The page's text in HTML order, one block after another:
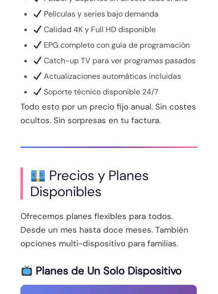
Películas y series bajo demanda
Calidad 4K y Full HD disponible
EPG completo con guía de programación
Catch-up TV para ver programas pasados
Actualizaciones automáticas incluidas
Soporte técnico disponible 24/7
Todo esto por un precio fijo anual. Sin costes
ocultos. Sin sorpresas en tu factura.
Precios y Planes
Disponibles
Ofrecemos planes flexibles para todos.
Desde un mes hasta doce meses. También
opciones multi-dispositivo para familias.
Planes de Un Solo Dispositivo